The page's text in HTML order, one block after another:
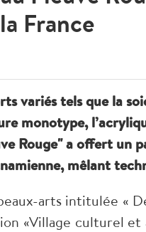
France
variés tels que la
monotype,
Rouge" a offert un
mêlant
arts intitulée «
«Village culturel